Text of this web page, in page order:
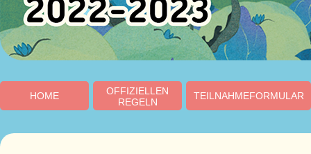
HOME
OFFIZIELLEN
REGELN
TEILNAHMEFORMULAR